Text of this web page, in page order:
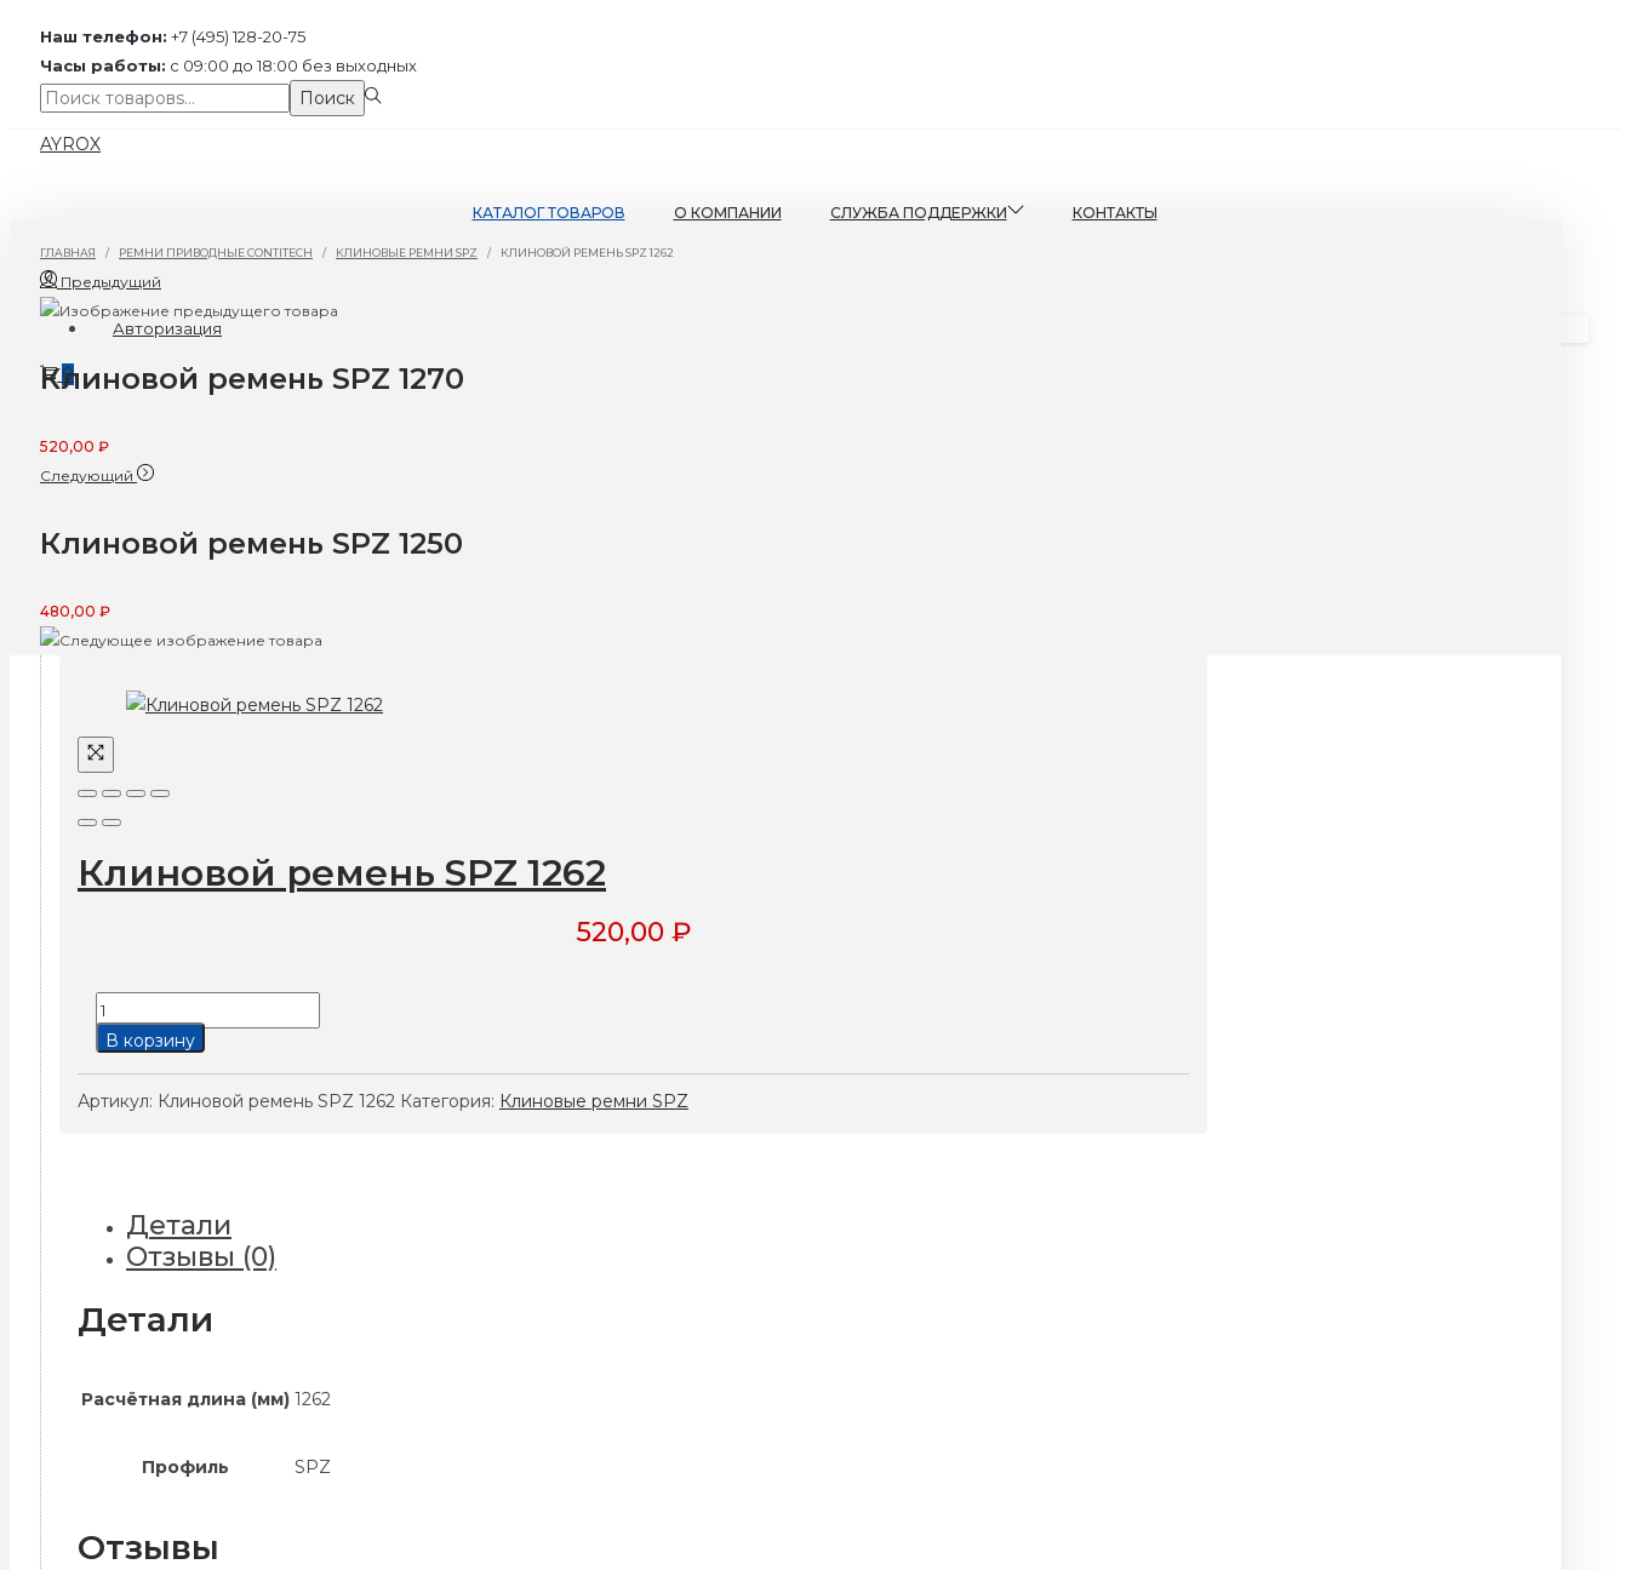
Наш телефон: +7 (495) 128-20-75
Часы работы: с 09:00 до 18:00 без выходных
Поиск:>
Поиск
Перейти
Перейти
AYROX
КАТАЛОГ ТОВАРОВ О КОМПАНИИ СЛУЖБА ПОДДЕРЖКИ КОНТАКТЫ
Авторизация
0
ГЛАВНАЯ / РЕМНИ ПРИВОДНЫЕ CONTITECH / КЛИНОВЫЕ РЕМНИ SPZ / КЛИНОВОЙ РЕМЕНЬ SPZ 1262
Предыдущий
Клиновой ремень SPZ 1270
520,00 ₽
Следующий
Клиновой ремень SPZ 1250
480,00 ₽
Клиновой ремень SPZ 1262
520,00 ₽
Количество
товара
ремень
В корзину
Артикул: Клиновой ремень SPZ 1262 Категория: Клиновые ремни SPZ
Детали
Отзывы (0)
Детали
Расчётная длина (мм) 1262
Профиль SPZ
Отзывы